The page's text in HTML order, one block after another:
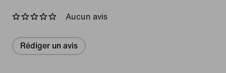
Aucun avis
Rédiger un avis